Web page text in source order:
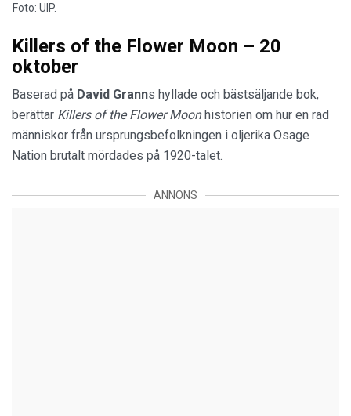
Foto: UIP.
Killers of the Flower Moon – 20
oktober
Baserad på David Granns hyllade och bästsäljande bok,
berättar Killers of the Flower Moonhistorien om hur en rad
människor från ursprungsbefolkningen i oljerika Osage
Nation brutalt mördades på 1920-talet.
ANNONS